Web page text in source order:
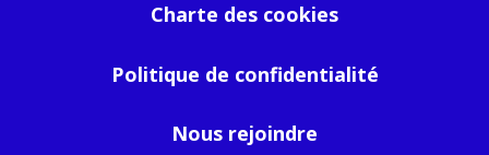
Charte des cookies
Politique de confidentialité
Nous rejoindre